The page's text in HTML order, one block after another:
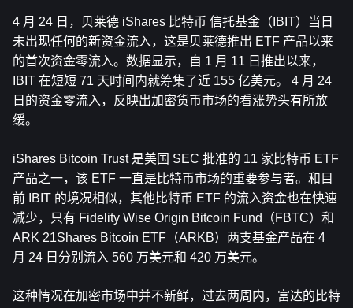
4 月 24 日，贝莱德 iShares 比特币 信托基金（IBIT）当日
未出现任何的新资金流入，这是贝莱德推出 ETF 产品以来
的首次资金零流入。数据显示，自 1 月 11 日推出以来，
IBIT 在短短 71 天时间内就筹集了近 155 亿美元。 4 月 24
日的资金零流入，反映出加密货币市场的看涨势头有所放
缓。
iShares Bitcoin Trust 是美国 SEC 批准的 11 家比特币 ETF
产品之一，该 ETF 一直是比特币市场的重要参与者。和目
前 IBIT 的境况相似，其他比特币 ETF 的流入资金也在快速
减少，只有 Fidelity Wise Origin Bitcoin Fund（FBTC）和
ARK 21Shares Bitcoin ETF（ARKB）两支基金产品在 4
月 24 日分别流入 560 万美元和 420 万美元。
这种情况在加密市场中并不新鲜，过去两周内，富达的比特